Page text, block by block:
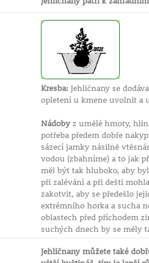
Kresba:Jehličnany se
opletení u kmene uvolnit a
Nádobyz umělé hmoty,
potřeba předem dobře
sázecí jamky násilně
vodou (zbahníme) a to jak
měl být tak hluboko, aby
při zalévání a při dešti
zakotvit, aby se předešlo
extrémního horka a sucha
oblastech před příchodem
suchých dnech by se měly
Jehličnany můžete také